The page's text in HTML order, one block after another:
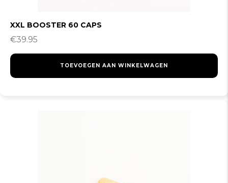
XXL BOOSTER 60 CAPS
€39.95
TOEVOEGEN AAN WINKELWAGEN